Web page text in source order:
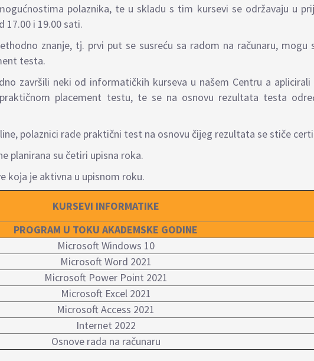
polaznika, te u skladu s tim kursevi se održavaju u
17.00 i 19.00 sati.
znanje, tj. prvi put se susreću sa radom na računaru,
testa.
završili neki od informatičkih kurseva u našem Centru a
placement testu, te se na osnovu rezultata testa
polaznici rade praktični test na osnovu čijeg rezultata se stiče
planirana su četiri upisna roka.
koja je aktivna u upisnom roku.
KURSEVI INFORMATIKE
PROGRAM U TOKU AKADEMSKE GODINE
Microsoft Windows 10
Microsoft Word 2021
Microsoft Power Point 2021
Microsoft Excel 2021
Microsoft Access 2021
Internet 2022
Osnove rada na računaru